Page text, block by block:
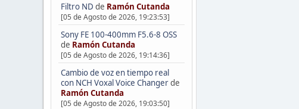
Filtro ND de Ramón Cutanda
[05 de Agosto de 2026, 19:23:53]
Sony FE 100-400mm F5.6-8 OSS
de Ramón Cutanda
[05 de Agosto de 2026, 19:14:36]
Cambio de voz en tiempo real
con NCH Voxal Voice Changerde
Ramón Cutanda
[05 de Agosto de 2026, 19:03:50]